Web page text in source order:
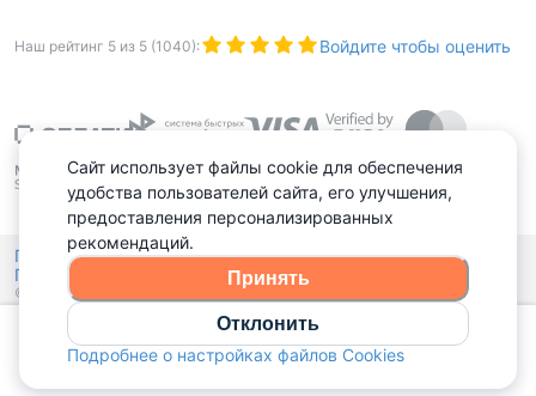
Позвонить
Наш рейтинг 5 из 5 (1040): Войдите чтобы оценить
Политика конфиденциальности,
Политика обработки файлов кукииВыбор настроек Cookies
© 2015 - 2026, Domovita.by. Копирование материалов допускается
только при наличии активной ссылки.
Сайт использует файлы cookie для обеспечения
удобства пользователей сайта, его улучшения,
предоставления персонализированных
рекомендаций.
Принять
Отклонить
Подробнее о настройках файлов Cookies